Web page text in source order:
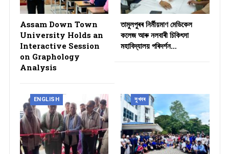
Assam Down Town
University Holds an
Interactive Session
on Graphology
Analysis
তামুলপুৰৰ নিৰ্মীয়মাণ মেডিকেল
কলেজ আৰু নলবাৰী চিকিৎসা
মহাবিদ্যালয় পৰিদৰ্শন…
ENGLISH সুখবৰ